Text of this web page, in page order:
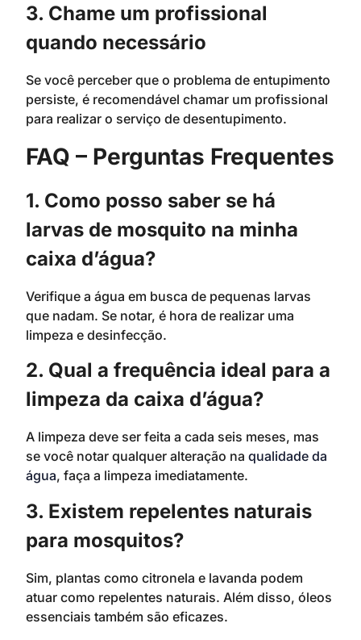
3. Chame um profissional
quando necessário
Se você perceber que o problema de entupimento
persiste, é recomendável chamar um profissional
para realizar o serviço de desentupimento.
FAQ – Perguntas Frequentes
1. Como posso saber se há
larvas de mosquito na minha
caixa d’água?
Verifique a água em busca de pequenas larvas
que nadam. Se notar, é hora de realizar uma
limpeza e desinfecção.
2. Qual a frequência ideal para a
limpeza da caixa d’água?
A limpeza deve ser feita a cada seis meses, mas
se você notar qualquer alteração na qualidade da
água, faça a limpeza imediatamente.
3. Existem repelentes naturais
para mosquitos?
Sim, plantas como citronela e lavanda podem
atuar como repelentes naturais. Além disso, óleos
essenciais também são eficazes.